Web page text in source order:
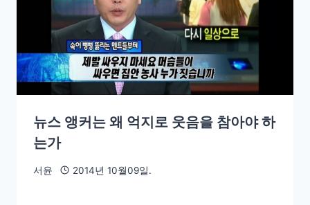
뉴스 앵커는 왜 억지로 웃음을 참아야 하
는가
서윤 2014년 10월09일.